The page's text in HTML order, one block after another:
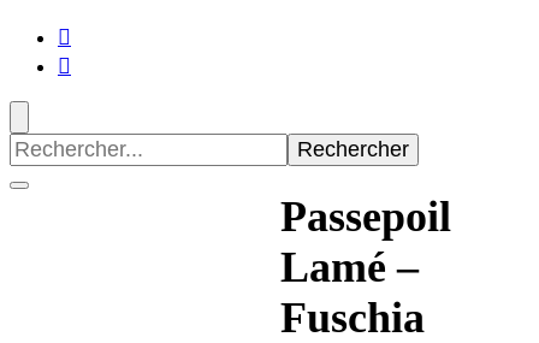
Recherche
pour
:
Passepoil
Lamé –
Fuschia